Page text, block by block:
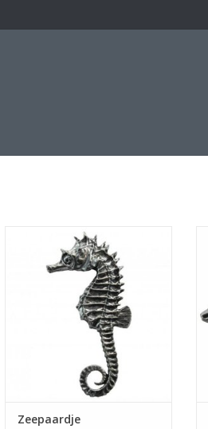
Speldje 'Zeepaardje' met
vlindersluiting
TOEVOEGEN AAN WINKELWAGEN
Zeepaardje